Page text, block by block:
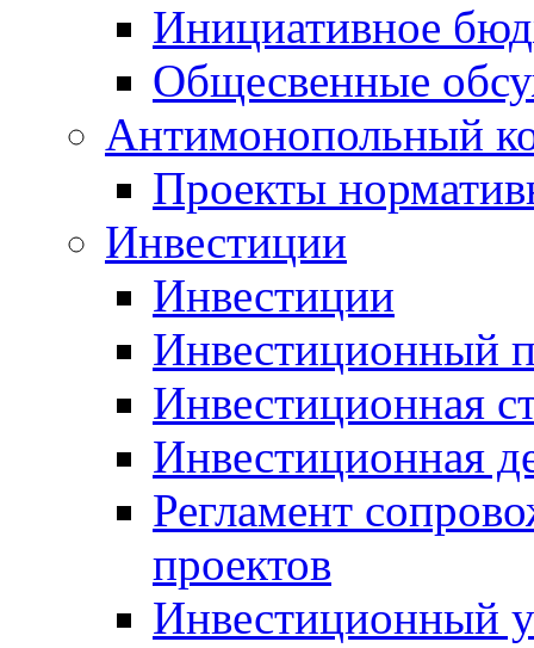
Инициативное
Общесвенные
Антимонопольный
Проекты
Инвестиции
Инвестиции
Инвестиционный
Инвестиционная
Инвестиционная
Регламент
проектов
Инвестиционный